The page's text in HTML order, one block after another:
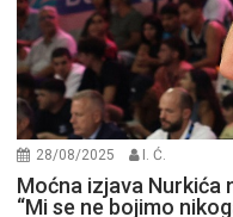
28/08/2025 I. Ć.
Moćna izjava Nurkića
“Mi se ne bojimo